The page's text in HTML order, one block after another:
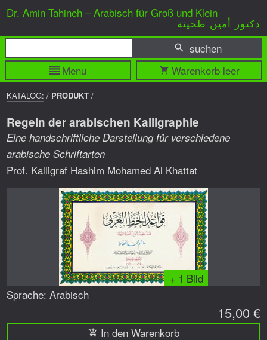
Dr. Amin Tahineh – Arabisch für Groß und Klein
دكتور أمين طحينة
Menu
suchen
Warenkorb leer
BREADCRUMP
NAVIGATION
KATALOG: / PRODUKT /
Regeln der arabischen Kalligraphie
Eine handschriftliche Darstellung für verschiedene
arabische Schriftarten
Prof. Kalligraf Hashim Mohamed Al Khattat
+ 1 Bild
Sprache: Arabisch
15,00 €
In den Warenkorb